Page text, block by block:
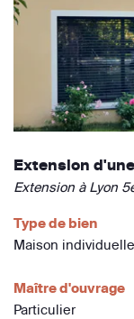
Extension
Extension à Lyon
Type de bien
Maison individuelle
Maître d'ouvrage
Particulier